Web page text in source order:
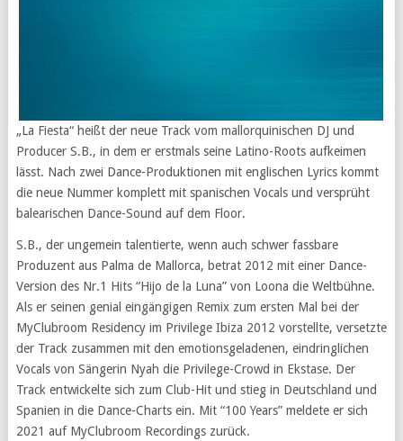
„La Fiesta“ heißt der neue Track vom mallorquinischen DJ und
Producer S.B., in dem er erstmals seine Latino-Roots aufkeimen
lässt. Nach zwei Dance-Produktionen mit englischen Lyrics kommt
die neue Nummer komplett mit spanischen Vocals und versprüht
balearischen Dance-Sound auf dem Floor.
S.B., der ungemein talentierte, wenn auch schwer fassbare
Produzent aus Palma de Mallorca, betrat 2012 mit einer Dance-
Version des Nr.1 Hits “Hijo de la Luna” von Loona die Weltbühne.
Als er seinen genial eingängigen Remix zum ersten Mal bei der
MyClubroom Residency im Privilege Ibiza 2012 vorstellte, versetzte
der Track zusammen mit den emotionsgeladenen, eindringlichen
Vocals von Sängerin Nyah die Privilege-Crowd in Ekstase. Der
Track entwickelte sich zum Club-Hit und stieg in Deutschland und
Spanien in die Dance-Charts ein. Mit “100 Years” meldete er sich
2021 auf MyClubroom Recordings zurück.